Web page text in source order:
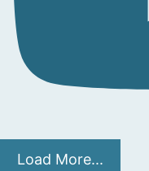
Load More...